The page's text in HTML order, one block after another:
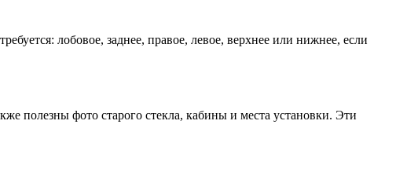
лобовое, заднее, правое, левое, верхнее или нижнее, если
полезны фото старого стекла, кабины и места установки. Эти